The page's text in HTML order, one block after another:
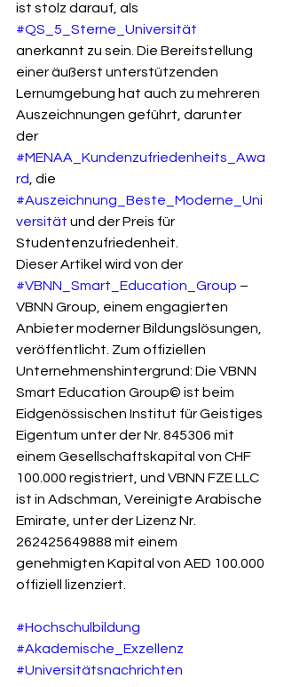
ist stolz darauf, als
#QS_5_Sterne_Universität
anerkannt zu sein. Die Bereitstellung
einer äußerst unterstützenden
Lernumgebung hat auch zu mehreren
Auszeichnungen geführt, darunter
der
#MENAA_Kundenzufriedenheits_Awa
rd , die
#Auszeichnung_Beste_Moderne_Uni
versität und der Preis für
Studentenzufriedenheit.
Dieser Artikel wird von der
#VBNN_Smart_Education_Group –
VBNN Group, einem engagierten
Anbieter moderner Bildungslösungen,
veröffentlicht. Zum offiziellen
Unternehmenshintergrund: Die VBNN
Smart Education Group© ist beim
Eidgenössischen Institut für Geistiges
Eigentum unter der Nr. 845306 mit
einem Gesellschaftskapital von CHF
100.000 registriert, und VBNN FZE LLC
ist in Adschman, Vereinigte Arabische
Emirate, unter der Lizenz Nr.
262425649888 mit einem
genehmigten Kapital von AED 100.000
offiziell lizenziert.
#Hochschulbildung
#Akademische_Exzellenz
#Universitätsnachrichten